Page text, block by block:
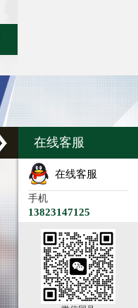
在线客服
在线客服
手机
13823147125